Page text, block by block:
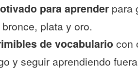
para aprender para
plata y oro.
de vocabulario con
y seguir aprendiendo